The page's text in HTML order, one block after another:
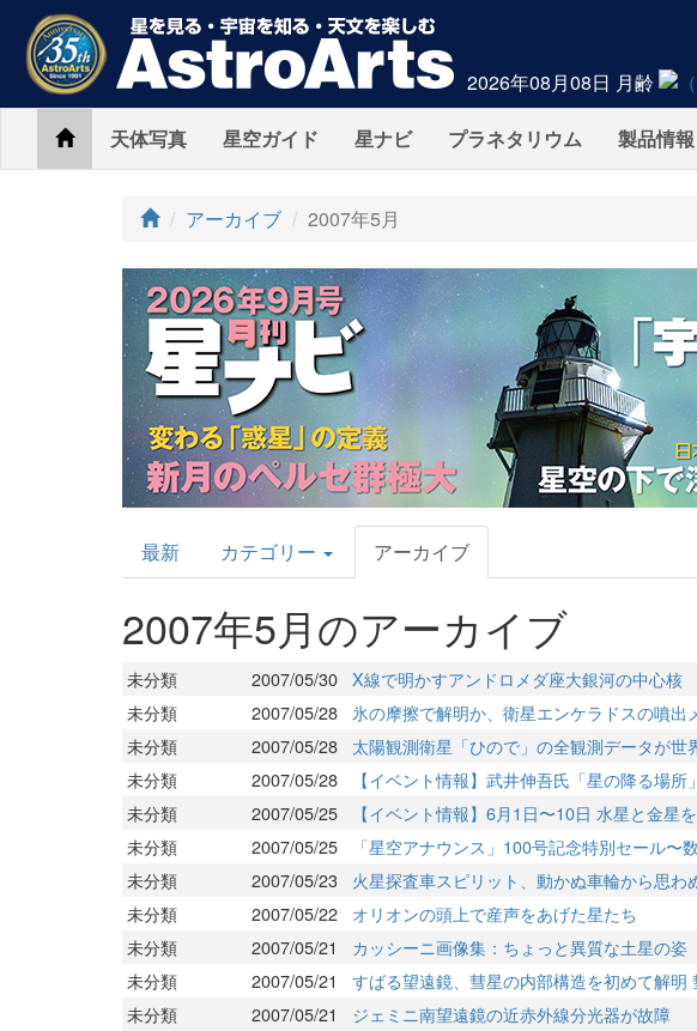
2026年08月08日 月齢
Home天体写真 星空ガイド 星ナビ プラネタリウム 製品情報
アーカイブ 2007年5月
AstroArts
Topics
最新 カテゴリー アーカイブ
2007年5月のアーカイブ
未分類 2007/05/30 X線で明かすアンドロメダ座大銀河の中心核
未分類
2007/05/28
氷の摩擦で解明か、衛星エンケラドスの噴出
未分類
2007/05/28
太陽観測衛星「ひので」の全観測データが世
未分類
2007/05/28
【イベント情報】武井伸吾氏「星の降る場所
未分類
2007/05/25
【イベント情報】6月1日〜10日 水星と金星
未分類
2007/05/25
「星空アナウンス」100号記念特別セール〜
未分類
2007/05/23
火星探査車スピリット、動かぬ車輪から思わ
未分類
2007/05/22
オリオンの頭上で産声をあげた星たち
未分類
2007/05/21
カッシーニ画像集：ちょっと異質な土星の姿
未分類
2007/05/21
すばる望遠鏡、彗星の内部構造を初めて解明
未分類
2007/05/21
ジェミニ南望遠鏡の近赤外線分光器が故障